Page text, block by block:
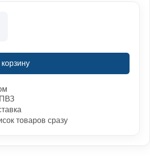
товаров сразу